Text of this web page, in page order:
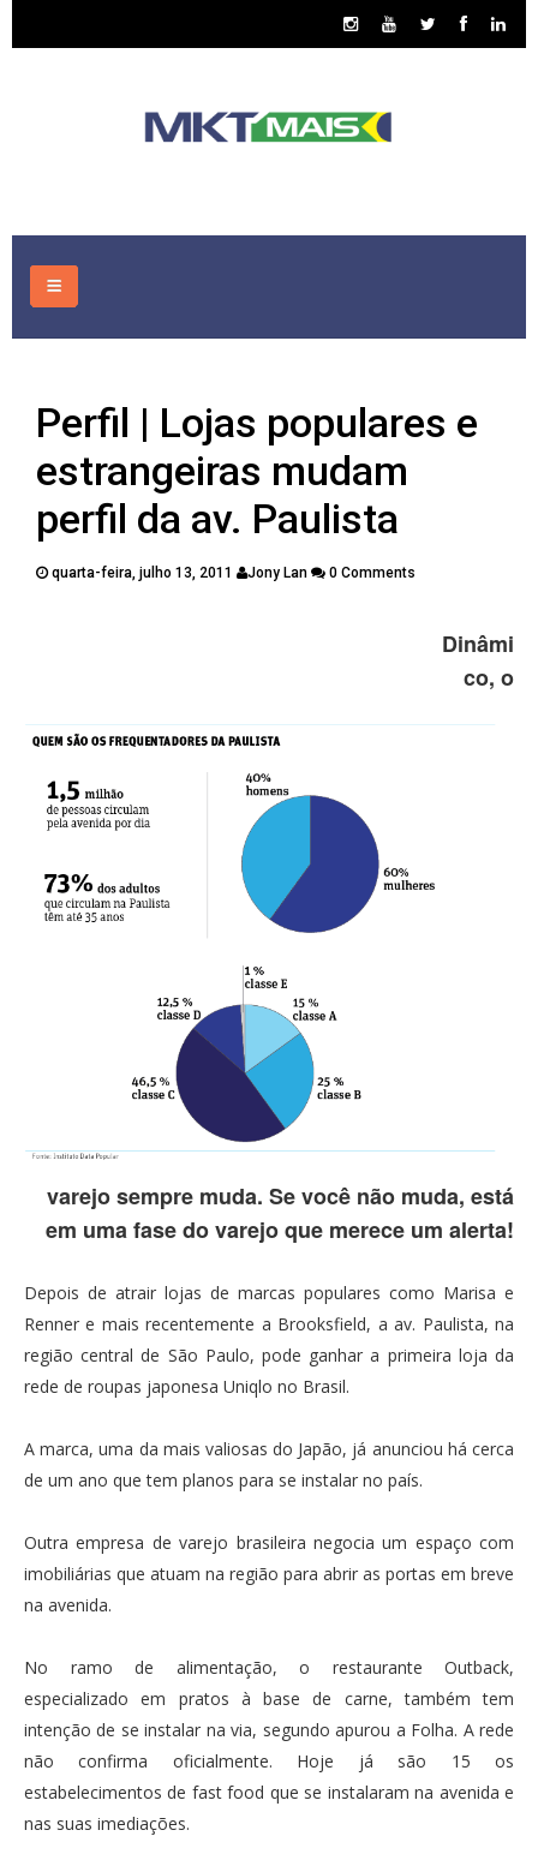
CONSULTORIA
ASSUNTOS
PUBLICAÇÕES
Perfil | Lojas populares e
estrangeiras mudam
perfil da av. Paulista
quarta-feira, julho 13, 2011 Jony Lan 0 Comments
Dinâmi
co, o
varejo sempre muda. Se você não muda, está
em uma fase do varejo que merece um alerta!
Depois de atrair lojas de marcas populares como Marisa e
Renner e mais recentemente a Brooksfield, a av. Paulista, na
região central de São Paulo, pode ganhar a primeira loja da
rede de roupas japonesa Uniqlo no Brasil.
A marca, uma da mais valiosas do Japão, já anunciou há cerca
de um ano que tem planos para se instalar no país.
Outra empresa de varejo brasileira negocia um espaço com
imobiliárias que atuam na região para abrir as portas em breve
na avenida.
No ramo de alimentação, o restaurante Outback,
especializado em pratos à base de carne, também tem
intenção de se instalar na via, segundo apurou a Folha. A rede
não confirma oficialmente. Hoje já são 15 os
estabelecimentos de fast food que se instalaram na avenida e
nas suas imediações.